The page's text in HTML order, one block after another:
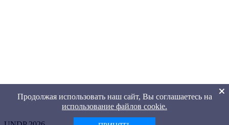
Продолжая использовать наш сайт, Вы соглашаетесь на
использование файлов cookie.